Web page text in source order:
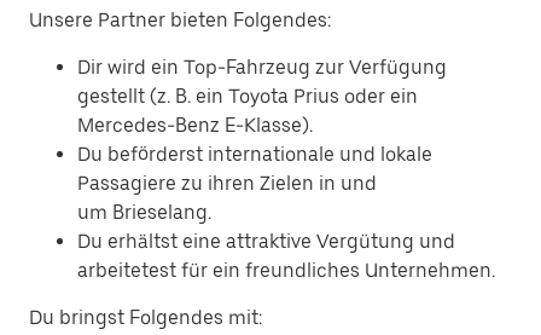
Unsere Partner bieten Folgendes:
Dir wird ein Top-Fahrzeug zur Verfügung
gestellt (z. B. ein Toyota Prius oder ein
Mercedes-Benz E-Klasse).
Du beförderst internationale und lokale
Passagiere zu ihren Zielen in und
um Brieselang.
Du erhältst eine attraktive Vergütung und
arbeitetest für ein freundliches Unternehmen.
Du bringst Folgendes mit: